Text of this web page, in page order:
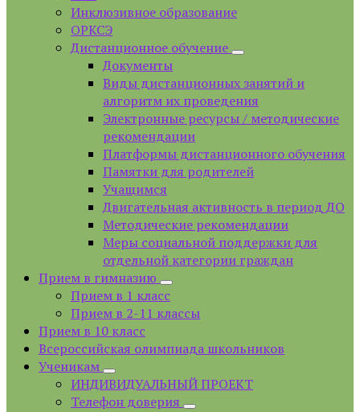
Инклюзивное образование
ОРКСЭ
Дистанционное обучение
Документы
Виды дистанционных занятий и
алгоритм их проведения
Электронные ресурсы / методические
рекомендации
Платформы дистанционного обучения
Памятки для родителей
Учащимся
Двигательная активность в период ДО
Методические рекомендации
Меры социальной поддержки для
отдельной категории граждан
Прием в гимназию
Прием в 1 класс
Прием в 2-11 классы
Прием в 10 класс
Всероссийская олимпиада школьников
Ученикам
ИНДИВИДУАЛЬНЫЙ ПРОЕКТ
Телефон доверия